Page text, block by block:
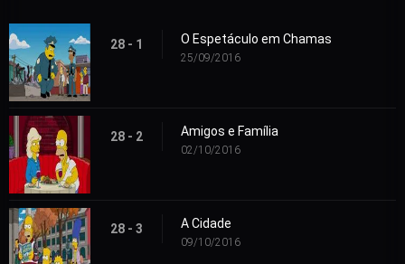
28 - 1 O Espetáculo em Chamas
25/09/2016
28 - 2 Amigos e Família
02/10/2016
28 - 3 A Cidade
09/10/2016